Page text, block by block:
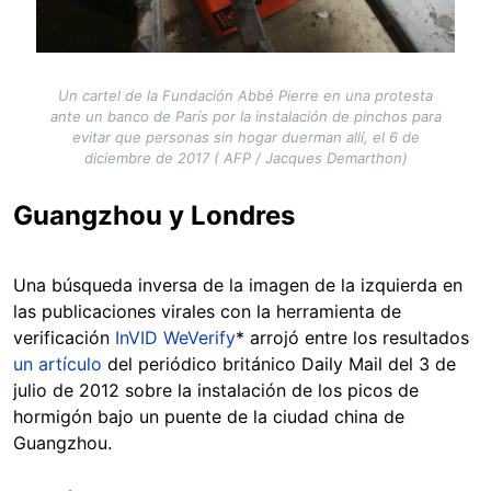
Un cartel de la Fundación Abbé Pierre en una protesta
ante un banco de París por la instalación de pinchos para
evitar que personas sin hogar duerman allí, el 6 de
diciembre de 2017 ( AFP / Jacques Demarthon)
Guangzhou y Londres
Una búsqueda inversa de la imagen de la izquierda en
las publicaciones virales con la herramienta de
verificación InVID WeVerify* arrojó entre los resultados
un artículo del periódico británico Daily Mail del 3 de
julio de 2012 sobre la instalación de los picos de
hormigón bajo un puente de la ciudad china de
Guangzhou.